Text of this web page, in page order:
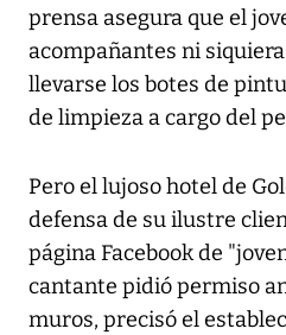
prensa asegura que el
acompañantes ni
llevarse los botes de
de limpieza a cargo del
Pero el lujoso hotel de
defensa de su ilustre
página Facebook de
cantante pidió permiso
muros, precisó el